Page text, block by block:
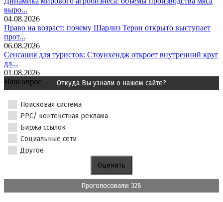
выро...
04.08.2026
Право на возраст: почему Шарлиз Терон открыто выступает
прот...
06.08.2026
Сенсация для туристов: Стоунхендж откроет внутренний круг
дл...
01.08.2026
Наш опрос
Откуда Вы узнали о нашем сайте?
Поисковая система
PPC/ контекстная реклама
Биржа ссылок
Социальные сети
Другое
Проголосовали: 328